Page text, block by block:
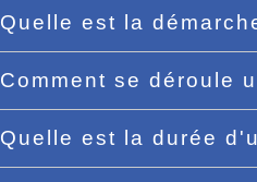
Quelle est la
Comment se déroule
Quelle est la durée